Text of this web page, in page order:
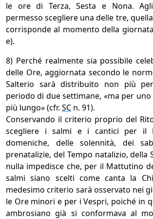
le ore di Terza, Sesta e Nona.
permesso scegliere una delle tre,
corrisponde al momento della
e).
8) Perché realmente sia possibile
delle Ore, aggiornata secondo le
Salterio sarà distribuito non più
periodo di due settimane, «ma per
più lungo» (cfr. SC n. 91).
Conservando il criterio proprio del
scegliere i salmi e i cantici per il
domeniche, delle solennità, dei
prenatalizie, del Tempo natalizio, della
nulla impedisce che, per il Mattutino
salmi siano scelti come canta la
medesimo criterio sarà osservato nei
le Ore minori e per i Vespri, poiché in
ambrosiano già si conformava al